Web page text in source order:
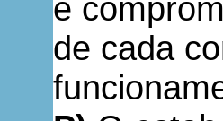
e
de cada